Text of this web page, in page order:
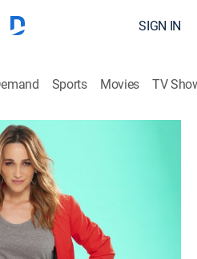
SIGN IN
Sports Movies TV
día junto a un panel de
Entrevistas, divertidos
sección de terapia con